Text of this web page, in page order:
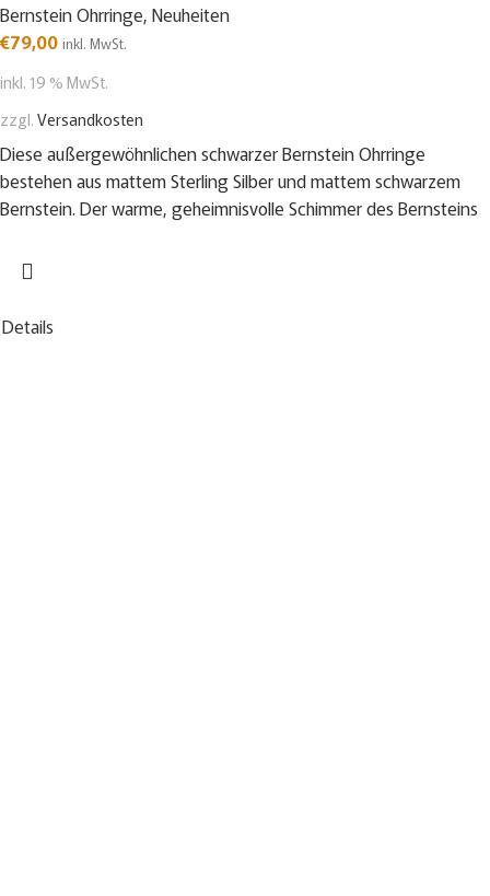
Bernstein Ohrringe, Neuheiten
€79,00 inkl. MwSt.
inkl. 19 % MwSt.
zzgl.Versandkosten
Diese außergewöhnlichen schwarzer Bernstein Ohrringe
bestehen aus mattem Sterling Silber und mattem schwarzem
Bernstein. Der warme, geheimnisvolle Schimmer des Bernsteins
Details